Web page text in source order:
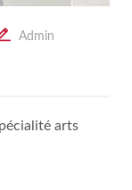
Admin
arts